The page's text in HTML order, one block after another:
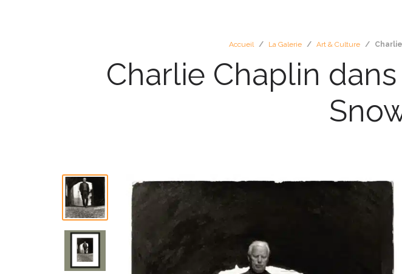
Accueil / La Galerie / Art & Culture /
Charlie Chaplin